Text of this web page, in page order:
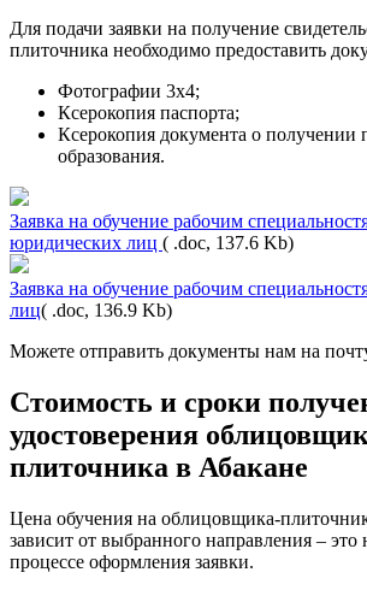
Для подачи заявки на получение
плиточника необходимо предоставить
Фотографии 3х4;
Ксерокопия паспорта;
Ксерокопия документа о получении
образования.
Заявка на обучение рабочим
юридических лиц ( .doc, 137.6 Kb)
Заявка на обучение рабочим
лиц( .doc, 136.9 Kb)
Можете отправить документы нам на
Стоимость и сроки
удостоверения
плиточника в Абакане
Цена обучения на облицовщика-
зависит от выбранного направления –
процессе оформления заявки.